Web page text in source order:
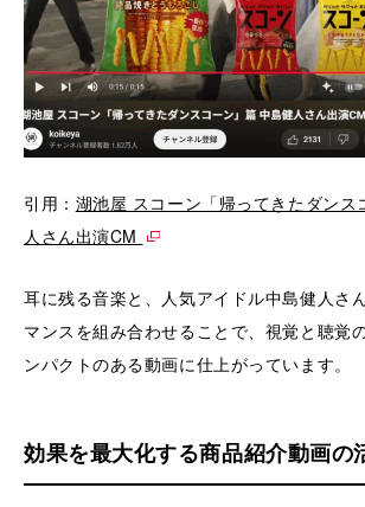
引用： 湖池屋 スコーン「帰ってきたダンス
人さん出演CM
耳に残る音楽と、人気アイドル中島健人さ
マンスを組み合わせることで、視覚と聴覚
ンパクトのある動画に仕上がっています。
効果を最大化する商品紹介動画の